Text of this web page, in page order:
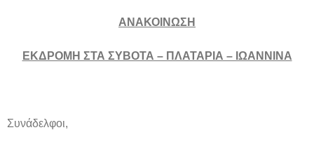
ΑΝΑΚΟΙΝΩΣΗ
ΕΚΔΡΟΜΗ ΣΤΑ ΣΥΒΟΤΑ – ΠΛΑΤΑΡΙΑ – ΙΩΑΝΝΙΝΑ
Συνάδελφοι,